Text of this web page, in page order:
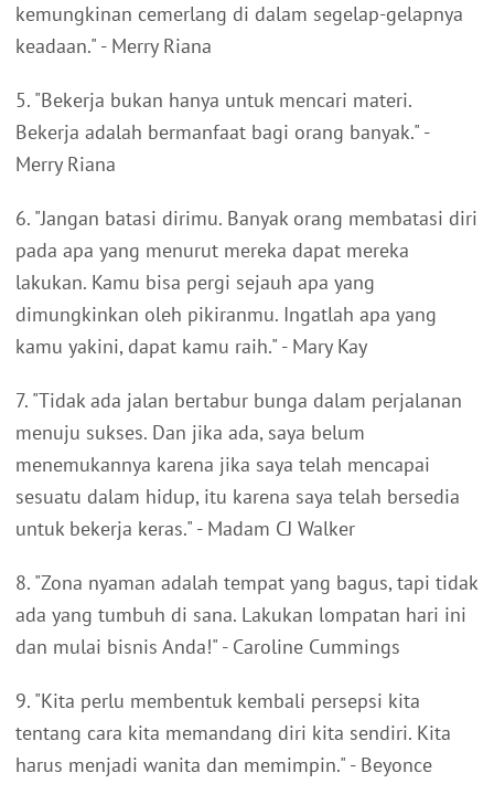
kemungkinan cemerlang di dalam segelap-gelapnya
keadaan." - Merry Riana
5. "Bekerja bukan hanya untuk mencari materi.
Bekerja adalah bermanfaat bagi orang banyak." -
Merry Riana
6. "Jangan batasi dirimu. Banyak orang membatasi diri
pada apa yang menurut mereka dapat mereka
lakukan. Kamu bisa pergi sejauh apa yang
dimungkinkan oleh pikiranmu. Ingatlah apa yang
kamu yakini, dapat kamu raih." - Mary Kay
7. "Tidak ada jalan bertabur bunga dalam perjalanan
menuju sukses. Dan jika ada, saya belum
menemukannya karena jika saya telah mencapai
sesuatu dalam hidup, itu karena saya telah bersedia
untuk bekerja keras." - Madam CJ Walker
8. "Zona nyaman adalah tempat yang bagus, tapi tidak
ada yang tumbuh di sana. Lakukan lompatan hari ini
dan mulai bisnis Anda!" - Caroline Cummings
9. "Kita perlu membentuk kembali persepsi kita
tentang cara kita memandang diri kita sendiri. Kita
harus menjadi wanita dan memimpin." - Beyonce